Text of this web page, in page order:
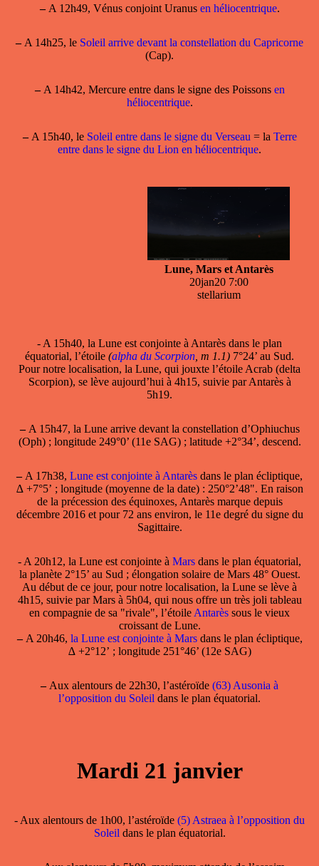
–A 12h49, Vénus conjoint Uranus en héliocentrique.
–A 14h25, le Soleil arrive devant la constellation du Capricorne
(Cap).
–A 14h42, Mercure entre dans le signe des Poissons en
héliocentrique.
–A 15h40, le Soleil entre dans le signe du Verseau = la Terre
entre dans le signe du Lion en héliocentrique.
Lune, Mars et Antarès
20jan20 7:00
stellarium
- A 15h40, la Lune est conjointe à Antarès dans le plan
équatorial, l’étoile (alpha du Scorpion , m 1.1) 7°24’ au Sud.
Pour notre localisation, la Lune, qui jouxte l’étoile Acrab (delta
Scorpion), se lève aujourd’hui à 4h15, suivie par Antarès à
5h19.
–A 15h47, la Lune arrive devant la constellation d’Ophiuchus
(Oph) ; longitude 249°0’ (11e SAG) ; latitude +2°34’, descend.
–A 17h38, Lune est conjointe à Antarès dans le plan écliptique,
∆ +7°5’ ; longitude (moyenne de la date) : 250°2’48". En raison
de la précession des équinoxes, Antarès marque depuis
décembre 2016 et pour 72 ans environ, le 11e degré du signe du
Sagittaire.
- A 20h12, la Lune est conjointe à Mars dans le plan équatorial,
la planète 2°15’ au Sud ; élongation solaire de Mars 48° Ouest.
Au début de ce jour, pour notre localisation, la Lune se lève à
4h15, suivie par Mars à 5h04, qui nous offre un très joli tableau
en compagnie de sa "rivale", l’étoile Antarès sous le vieux
croissant de Lune.
–A 20h46, la Lune est conjointe à Marsdans le plan écliptique,
∆ +2°12’ ; longitude 251°46’ (12e SAG)
–Aux alentours de 22h30, l’astéroïde (63) Ausonia à
l’opposition du Soleil dans le plan équatorial.
Mardi 21 janvier
- Aux alentours de 1h00, l’astéroïde (5) Astraea à l’opposition du
Soleil dans le plan équatorial.